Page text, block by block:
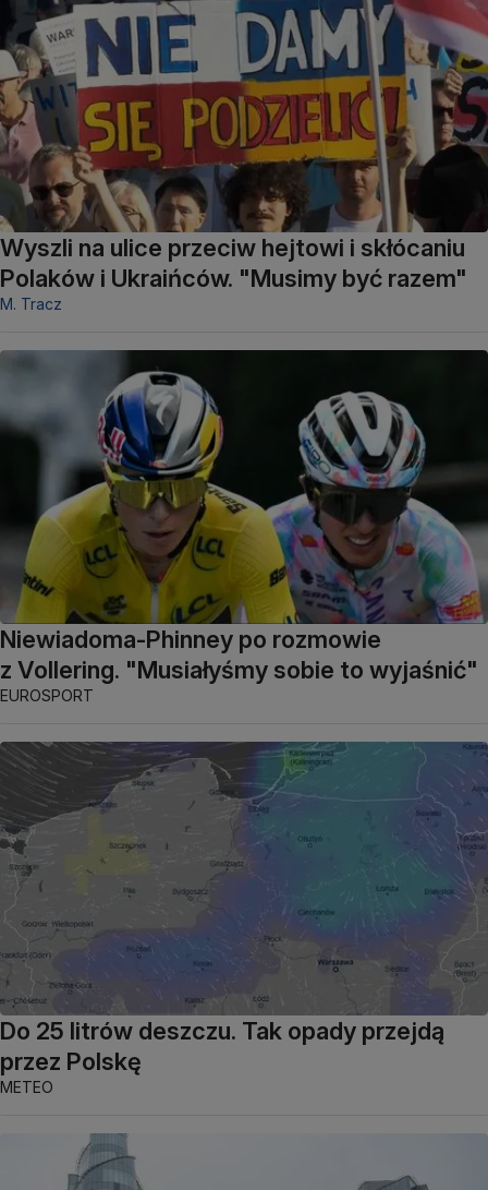
Wyszli na ulice przeciw hejtowi i skłócaniu
Polaków i Ukraińców. "Musimy być razem"
M. Tracz
Niewiadoma-Phinney po rozmowie
z Vollering. "Musiałyśmy sobie to wyjaśnić"
EUROSPORT
Do 25 litrów deszczu. Tak opady przejdą
przez Polskę
METEO